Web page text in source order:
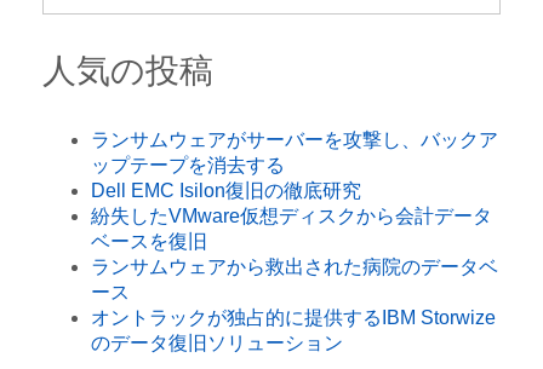
人気の投稿
ランサムウェアがサーバーを攻撃し、バックア
ップテープを消去する
Dell EMC Isilon復旧の徹底研究
紛失したVMware仮想ディスクから会計データ
ベースを復旧
ランサムウェアから救出された病院のデータベ
ース
オントラックが独占的に提供するIBM Storwize
のデータ復旧ソリューション